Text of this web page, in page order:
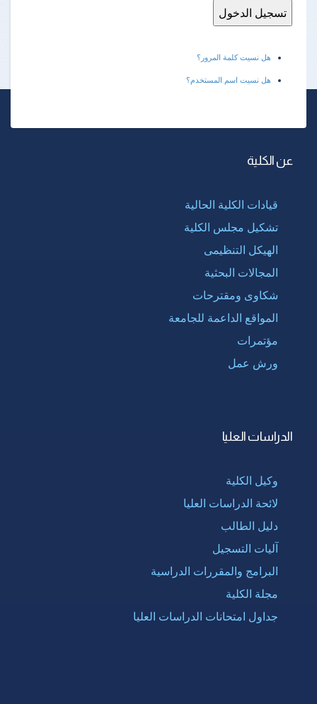
هل نسيت كلمة المرور؟
هل نسيت اسم المستخدم؟
عن الكلية
قيادات الكلية الحالية
تشكيل مجلس الكلية
الهيكل التنظيمى
المجالات البحثية
شكاوى ومقترحات
المواقع الداعمة للجامعة
مؤتمرات
ورش عمل
الدراسات العليا
وكيل الكلية
لائحة الدراسات العليا
دليل الطالب
آليات التسجيل
البرامج والمقررات الدراسية
مجلة الكلية
جداول امتحانات الدراسات العليا